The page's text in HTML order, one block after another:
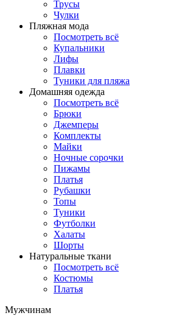
Трусы
Чулки
Пляжная мода
Посмотреть всё
Купальники
Лифы
Плавки
Туники для пляжа
Домашняя одежда
Посмотреть всё
Брюки
Джемперы
Комплекты
Майки
Ночные сорочки
Пижамы
Платья
Рубашки
Топы
Туники
Футболки
Халаты
Шорты
Натуральные ткани
Посмотреть всё
Костюмы
Платья
Мужчинам